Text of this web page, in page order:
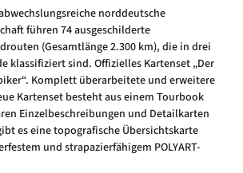
norddeutsche
führen 74 ausgeschilderte
(Gesamtlänge 2.300 km), die in drei
klassifiziert sind. Offizielles Kartenset „Der
Komplett überarbeitete und erweitere
Kartenset besteht aus einem Tourbook
Einzelbeschreibungen und Detailkarten
es eine topografische Übersichtskarte
und strapazierfähigem POLYART-